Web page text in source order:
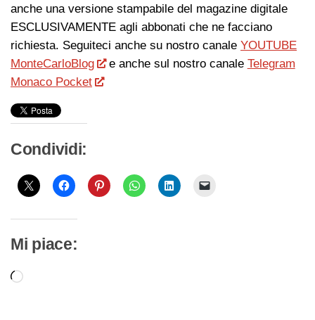
anche una versione stampabile del magazine digitale
ESCLUSIVAMENTE agli abbonati che ne facciano
richiesta. Seguiteci anche su nostro canale YOUTUBE
MonteCarloBlog
e anche sul nostro canale Telegram
Monaco Pocket
Condividi:
Mi piace:
Caricamento